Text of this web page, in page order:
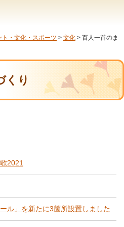
ト・文化・スポーツ > 文化 > 百人一首のま
くり
2021
ル」を新たに3箇所設置しました